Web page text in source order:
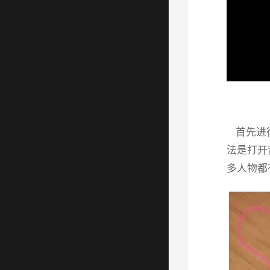
首先进
法是打
多人物